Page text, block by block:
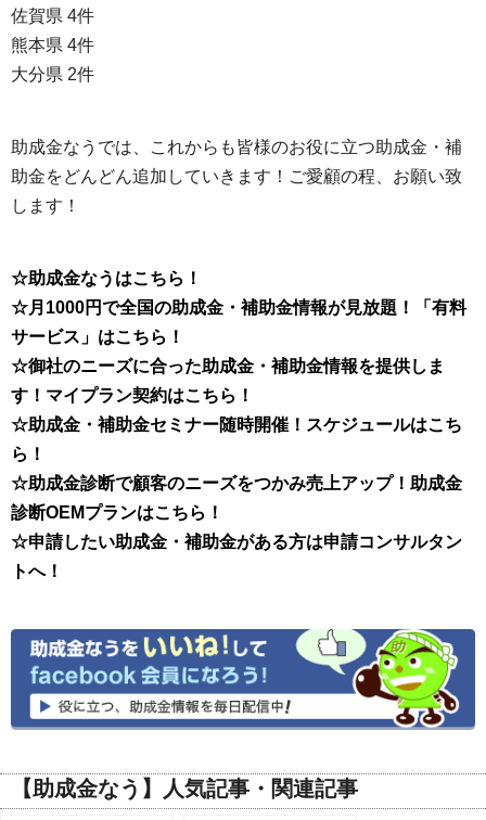
佐賀県 4件
熊本県 4件
大分県 2件
助成金なうでは、これからも皆様のお役に立つ助成金・補
助金をどんどん追加していきます！ご愛顧の程、お願い致
します！
☆助成金なうはこちら！
☆月1000円で全国の助成金・補助金情報が見放題！「有料
サービス」はこちら！
☆御社のニーズに合った助成金・補助金情報を提供しま
す！マイプラン契約はこちら！
☆助成金・補助金セミナー随時開催！スケジュールはこち
ら！
☆助成金診断で顧客のニーズをつかみ売上アップ！助成金
診断OEMプランはこちら！
☆申請したい助成金・補助金がある方は申請コンサルタン
トへ！
【助成金なう】人気記事・関連記事